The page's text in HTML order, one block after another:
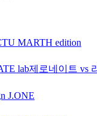
TU MARTH edition
lab제로네이트 vs
J.ONE